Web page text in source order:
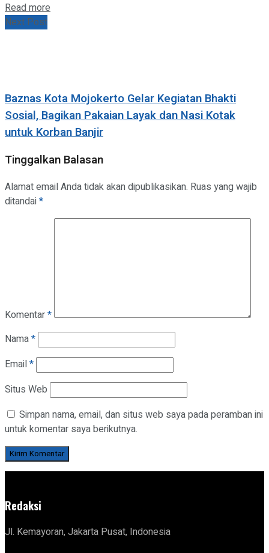
Read more
Next Post
Baznas Kota Mojokerto Gelar Kegiatan Bhakti
Sosial, Bagikan Pakaian Layak dan Nasi Kotak
untuk Korban Banjir
Tinggalkan Balasan
Alamat email Anda tidak akan dipublikasikan. Ruas yang wajib
ditandai*
Komentar*
Nama*
Email*
Situs Web
Simpan nama, email, dan situs web saya pada peramban ini
untuk komentar saya berikutnya.
Redaksi
Jl. Kemayoran, Jakarta Pusat, Indonesia